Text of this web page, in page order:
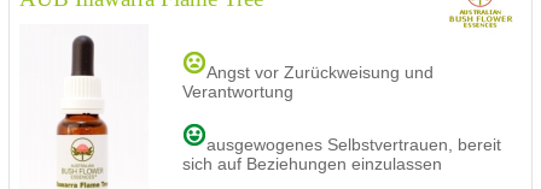
Angst vor Zurückweisung und
Verantwortung
ausgewogenes Selbstvertrauen, bereit
sich auf Beziehungen einzulassen